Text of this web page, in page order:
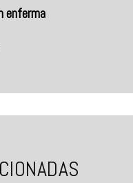
enferma